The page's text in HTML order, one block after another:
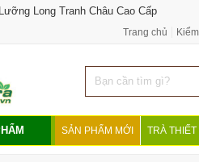
Long Tranh Châu Cao Cấp
Trang chủ
SẢN PHẨM MỚI TRÀ THIẾT